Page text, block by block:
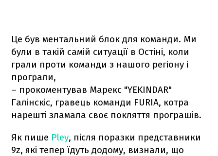
Це був ментальний блок для команди. Ми
були в такій самій ситуації в Остіні, коли
грали проти команди з нашого регіону і
програли,
– прокоментував Марекс "YEKINDAR"
Галінскіс, гравець команди FURIA, котра
нарешті зламала своє покляття програшів.
Як пише Pley, після поразки представники
9z, які тепер їдуть додому, визнали, що